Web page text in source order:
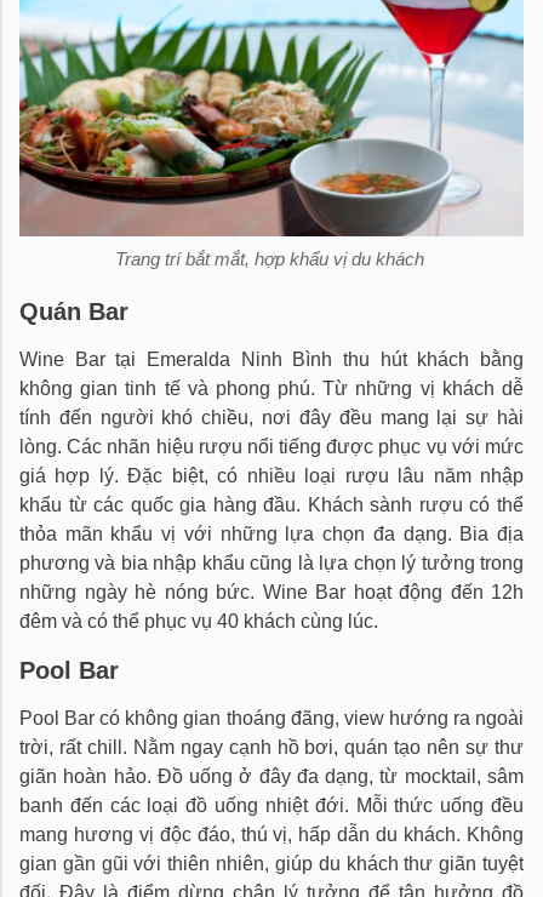
Trang trí bắt mắt, hợp khẩu vị du khách
Quán Bar
Wine Bar tại Emeralda Ninh Bình thu hút khách bằng
không gian tinh tế và phong phú. Từ những vị khách dễ
tính đến người khó chiều, nơi đây đều mang lại sự hài
lòng. Các nhãn hiệu rượu nổi tiếng được phục vụ với mức
giá hợp lý. Đặc biệt, có nhiều loại rượu lâu năm nhập
khẩu từ các quốc gia hàng đầu. Khách sành rượu có thể
thỏa mãn khẩu vị với những lựa chọn đa dạng. Bia địa
phương và bia nhập khẩu cũng là lựa chọn lý tưởng trong
những ngày hè nóng bức. Wine Bar hoạt động đến 12h
đêm và có thể phục vụ 40 khách cùng lúc.
Pool Bar
Pool Bar có không gian thoáng đãng, view hướng ra ngoài
trời, rất chill. Nằm ngay cạnh hồ bơi, quán tạo nên sự thư
giãn hoàn hảo. Đồ uống ở đây đa dạng, từ mocktail, sâm
banh đến các loại đồ uống nhiệt đới. Mỗi thức uống đều
mang hương vị độc đáo, thú vị, hấp dẫn du khách. Không
gian gần gũi với thiên nhiên, giúp du khách thư giãn tuyệt
đối. Đây là điểm dừng chân lý tưởng để tận hưởng đồ